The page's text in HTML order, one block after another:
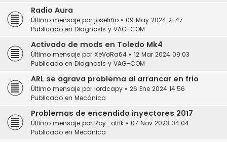
Radio Aura
Último mensaje por josefiño « 09 May 2024 21:47
Publicado en Diagnosis y VAG-COM
Activado de mods en Toledo Mk4
Último mensaje por XeVoRa64 « 12 Mar 2024 09:03
Publicado en Diagnosis y VAG-COM
ARL se agrava problema al arrancar en frio
Último mensaje por lordcapy « 26 Ene 2024 14:56
Publicado en Mecánica
Problemas de encendido inyectores 2017
Último mensaje por Roy_otrik « 07 Nov 2023 04:04
Publicado en Mecánica